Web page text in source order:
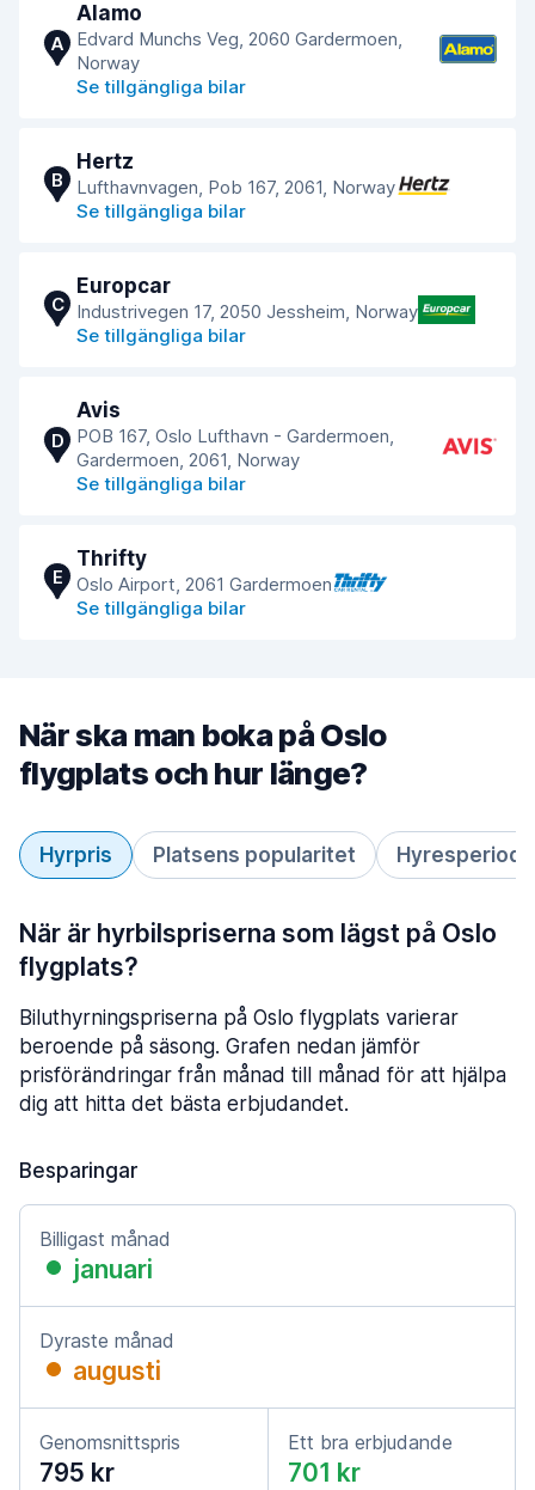
A
Alamo
Edvard Munchs Veg, 2060 Gardermoen,
Norway
Se tillgängliga bilar
B
Hertz
Lufthavnvagen, Pob 167, 2061, Norway
Se tillgängliga bilar
C
Europcar
Industrivegen 17, 2050 Jessheim, Norway
Se tillgängliga bilar
D
Avis
POB 167, Oslo Lufthavn - Gardermoen,
Gardermoen, 2061, Norway
Se tillgängliga bilar
E
Thrifty
Oslo Airport, 2061 Gardermoen
Se tillgängliga bilar
När ska man boka på Oslo
flygplats och hur länge?
Hyrpris Platsens popularitet Hyresperiod
När är hyrbilspriserna som lägst på Oslo
flygplats?
Biluthyrningspriserna på Oslo flygplats varierar
beroende på säsong. Grafen nedan jämför
prisförändringar från månad till månad för att hjälpa
dig att hitta det bästa erbjudandet.
Besparingar
Billigast månad
januari
Dyraste månad
augusti
Genomsnittspris
795 kr
Ett bra erbjudande
701 kr